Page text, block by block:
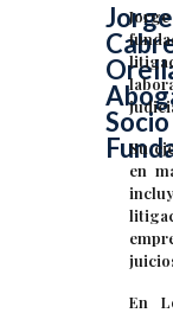
Jorge
Socio
Su
en
En